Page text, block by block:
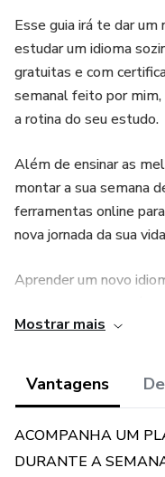
Esse guia irá te dar
estudar um idioma
gratuitas e com
semanal feito por mim,
a rotina do seu estudo.
Além de ensinar as
montar a sua semana
ferramentas online
nova jornada da sua
Aprender um novo
e irá dar mais liberdade
dicas são aplicáveis a
idioma espanhol, onde
apenas um ano de
Mostrar mais
Vantagens
ACOMPANHA UM
DURANTE A